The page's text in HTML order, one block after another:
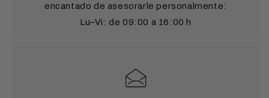
encantado de asesorarle personalmente:
Lu–Vi: de 09:00 a 16:00 h